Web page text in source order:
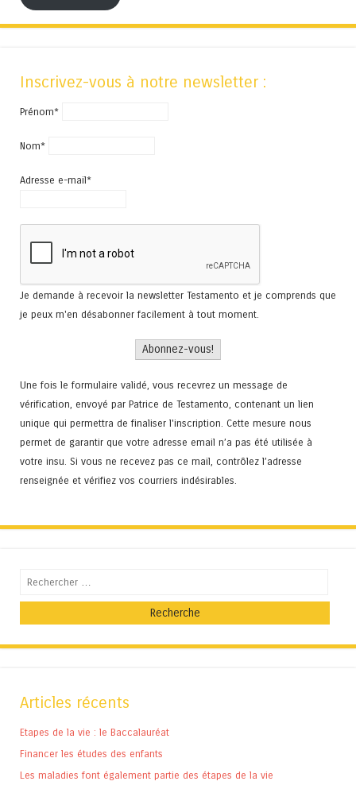
Inscrivez-vous à notre newsletter :
Prénom*
Nom*
Adresse e-mail*
Je demande à recevoir la newsletter Testamento et je comprends que
je peux m'en désabonner facilement à tout moment.
Une fois le formulaire validé, vous recevrez un message de
vérification, envoyé par Patrice de Testamento, contenant un lien
unique qui permettra de finaliser l'inscription. Cette mesure nous
permet de garantir que votre adresse email n’a pas été utilisée à
votre insu. Si vous ne recevez pas ce mail, contrôlez l’adresse
renseignée et vérifiez vos courriers indésirables.
Recherche
Articles récents
Etapes de la vie : le Baccalauréat
Financer les études des enfants
Les maladies font également partie des étapes de la vie